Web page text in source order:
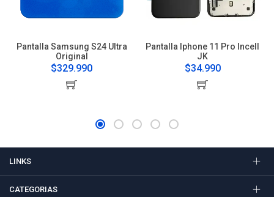
Pantalla Samsung S24 Ultra
Original
$329.990
Pantalla Iphone 11 Pro Incell
JK
$34.990
LINKS
CATEGORIAS